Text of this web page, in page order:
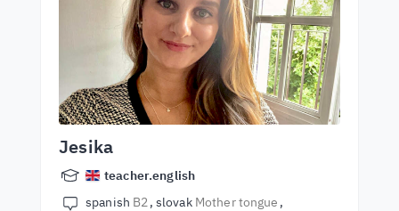
Jesika
teacher.english
spanish B2 slovak Mother tongue